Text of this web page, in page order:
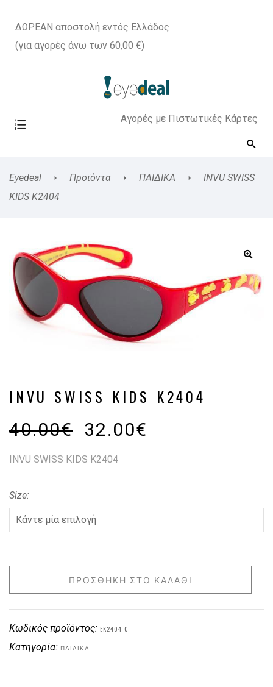
ΔΩΡΕΑΝ αποστολή εντός Ελλάδος
(για αγορές άνω των 60,00 €)
Αγορές με Πιστωτικές Κάρτες
Eyedeal Προϊόντα ΠΑΙΔΙΚΑ
INVU SWISS
KIDS K2404
INVU SWISS KIDS K2404
40.00€ 32.00€
INVU SWISS KIDS K2404
Size
ΠΡΟΣΘΉΚΗ ΣΤΟ ΚΑΛΆΘΙ
Κωδικός προϊόντος: EK2404-C
Κατηγορία: ΠΑΙΔΙΚΑ